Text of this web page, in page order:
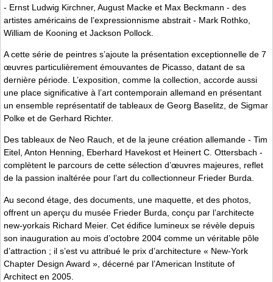
- Ernst Ludwig Kirchner, August Macke et Max Beckmann - des
artistes américains de l’expressionnisme abstrait - Mark Rothko,
William de Kooning et Jackson Pollock.
A cette série de peintres s’ajoute la présentation exceptionnelle de 7
œuvres particulièrement émouvantes de Picasso, datant de sa
dernière période. L’exposition, comme la collection, accorde aussi
une place significative à l’art contemporain allemand en présentant
un ensemble représentatif de tableaux de Georg Baselitz, de Sigmar
Polke et de Gerhard Richter.
Des tableaux de Neo Rauch, et de la jeune création allemande - Tim
Eitel, Anton Henning, Eberhard Havekost et Heinert C. Ottersbach -
complètent le parcours de cette sélection d’œuvres majeures, reflet
de la passion inaltérée pour l’art du collectionneur Frieder Burda.
Au second étage, des documents, une maquette, et des photos,
offrent un aperçu du musée Frieder Burda, conçu par l’architecte
new-yorkais Richard Meier. Cet édifice lumineux se révèle depuis
son inauguration au mois d’octobre 2004 comme un véritable pôle
d’attraction ; il s’est vu attribué le prix d’architecture « New-York
Chapter Design Award », décerné par l’American Institute of
Architect en 2005.